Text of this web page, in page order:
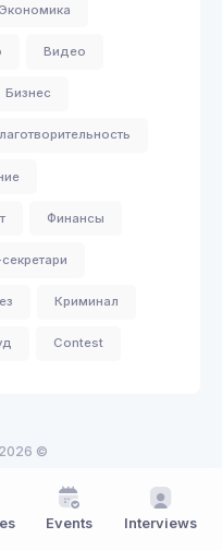
Экономика
Видео
Бизнес
Финансы
Криминал
Contest
©
Events Interviews